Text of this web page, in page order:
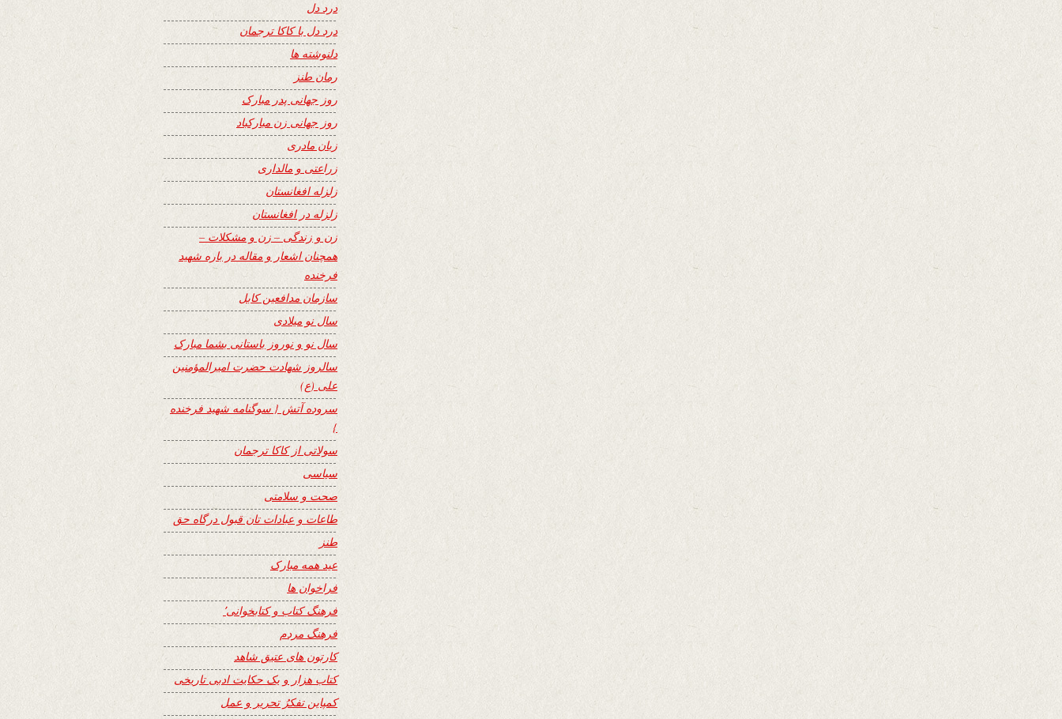
درد دل
درد دل با کاکا ترجمان
دلنوشته ها
رمان طنز
روز جهانی پدر مبارک
روز جهانی زن مبارکباد
زبان مادری
زراعتی و مالداری
زلزله افغانستان
زلزله در افغانستان
زن و زندگی – زن و مشکلات –
همچنان اشعار و مقاله در باره شهید
فرخنده
سازمان مدافعین کابل
سال نو میلادی
سال نو و نوروز باستانی بشما مبارک
سالروز شهادت حضرت امیرالمؤمنین
علی (ع)
سروده آتش { سوگنامه شهید فرخنده
}
سولاتی از کاکا ترجمان
سیاسی
صحت و سلامتی
طاعات و عبادات تان قبول درگاه حق
طنز
عید همه مبارک
فراخوان ها
فرهنگ کتاب و کتابخوانی٬
فرهنگ مردم
کارتون های عتیق شاهد
کتاب هزار و یک حکایت ادبی تاریخی
کمپاین تفکرُ تحریر و عمل